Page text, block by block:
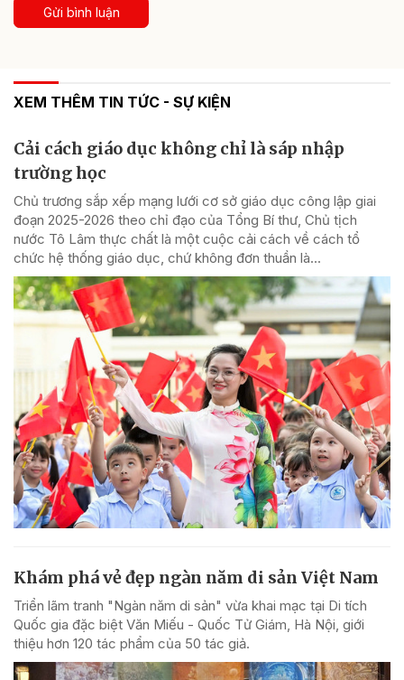
Gửi bình luận
XEM THÊM TIN TỨC - SỰ KIỆN
Cải cách giáo dục không chỉ là sáp nhập
trường học
Chủ trương sắp xếp mạng lưới cơ sở giáo dục công lập giai
đoạn 2025-2026 theo chỉ đạo của Tổng Bí thư, Chủ tịch
nước Tô Lâm thực chất là một cuộc cải cách về cách tổ
chức hệ thống giáo dục, chứ không đơn thuần là...
Khám phá vẻ đẹp ngàn năm di sản Việt Nam
Triển lãm tranh "Ngàn năm di sản" vừa khai mạc tại Di tích
Quốc gia đặc biệt Văn Miếu - Quốc Tử Giám, Hà Nội, giới
thiệu hơn 120 tác phẩm của 50 tác giả.